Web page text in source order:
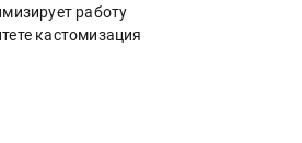
работу
кастомизация